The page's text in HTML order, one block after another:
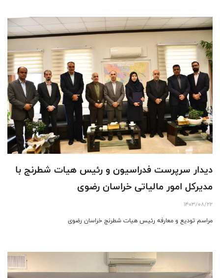
دیدار سرپرست فدراسیون و رئیس هیات شطرنج با
مدیرکل امور مالیاتی خراسان رضوی
1403/08/22
مراسم تودیع و معارفه رئیس هیات شطرنج خراسان رضوی